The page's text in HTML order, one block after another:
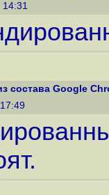
состава Google